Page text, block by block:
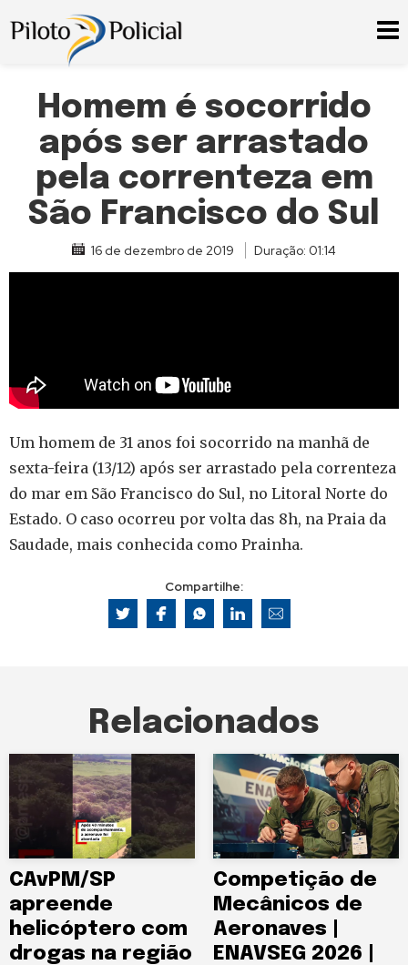
Homem é socorrido
após ser arrastado
pela correnteza em
São Francisco do Sul
16 de dezembro de 2019 Duração: 01:14
Um homem de 31 anos foi socorrido na manhã de
sexta-feira (13/12) após ser arrastado pela correnteza
do mar em São Francisco do Sul, no Litoral Norte do
Estado. O caso ocorreu por volta das 8h, na Praia da
Saudade, mais conhecida como Prainha.
Compartilhe:
Relacionados
CAvPM/SP
apreende
helicóptero com
drogas na região
Competição de
Mecânicos de
Aeronaves |
ENAVSEG 2026 |